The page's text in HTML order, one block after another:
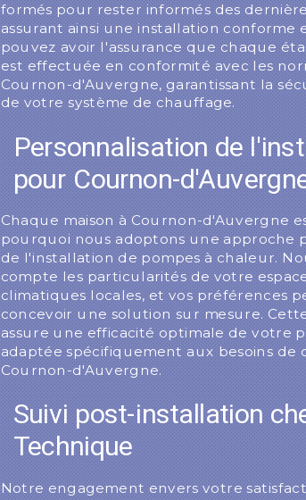
formés pour rester informés des
assurant ainsi une installation conforme
pouvez avoir l'assurance que chaque
est effectuée en conformité avec les
Cournon-d'Auvergne, garantissant la
de votre système de chauffage.
Personnalisation de
pour Cournon-
Chaque maison à Cournon-d'Auvergne
pourquoi nous adoptons une approche
de l'installation de pompes à chaleur.
compte les particularités de votre
climatiques locales, et vos préférences
concevoir une solution sur mesure.
assure une efficacité optimale de votre
adaptée spécifiquement aux besoins de
Cournon-d'Auvergne.
Suivi post-installation
Technique
Notre engagement envers votre